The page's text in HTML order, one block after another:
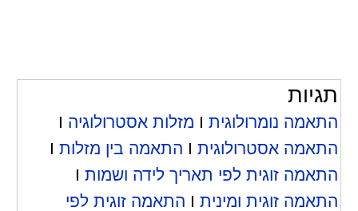
תגיות
התאמה נומרולוגיתI מזלות אסטרולוגיה
התאמה אסטרולוגיתI התאמה בין מזלותI
התאמה זוגית לפי תאריך לידה ושמותI
התאמה זוגית ומיניתI
התאמה זוגית לפי